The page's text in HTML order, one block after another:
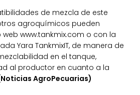
de mezcla de este
agroquímicos pueden
www.tankmix.com o con la
Yara TankmixIT, de manera de
en el tanque,
al productor en cuanto a la
AgroPecuarias)